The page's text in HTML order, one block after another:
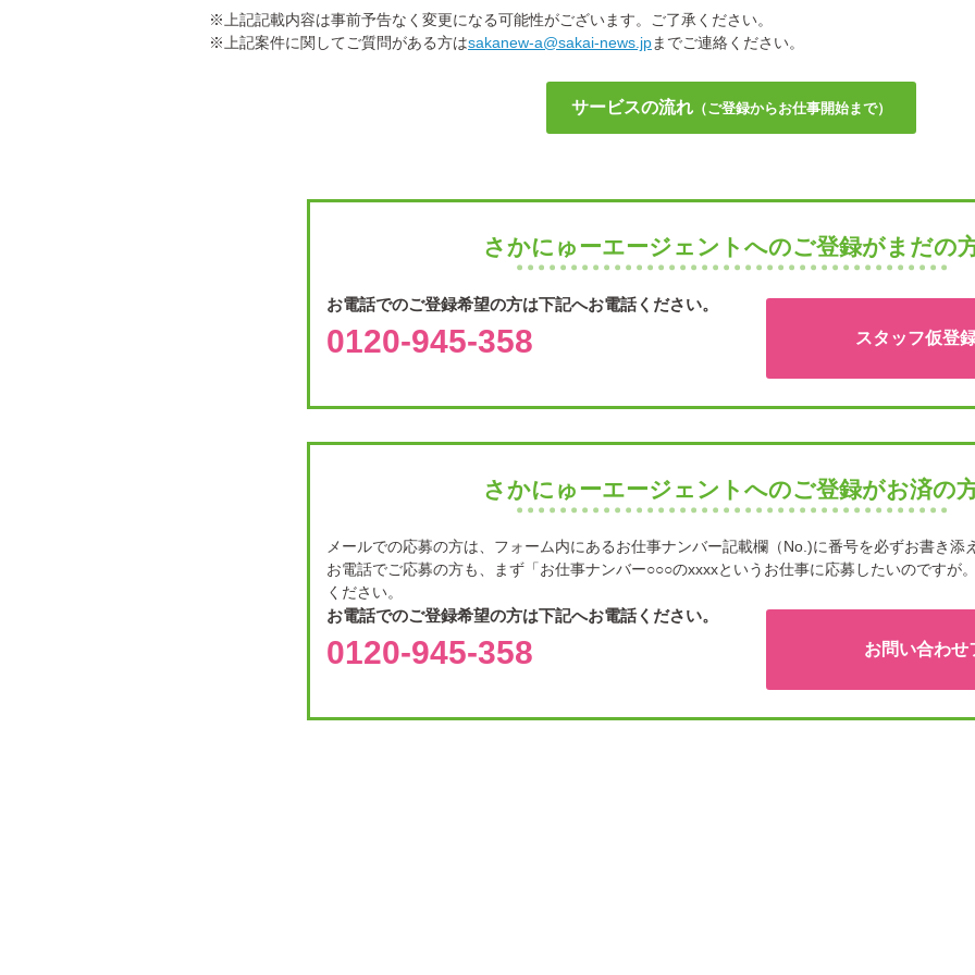
※上記記載内容は事前予告なく変更になる可能性がございます。ご了承ください。
※上記案件に関してご質問がある方はsakanew-a@sakai-news.jpまでご連絡ください。
サービスの流れ （ご登録からお仕事開始まで）
さかにゅーエージェントへのご登録がまだの
お電話でのご登録希望の方は下記へお電話ください。
0120-945-358 スタッフ仮登
さかにゅーエージェントへのご登録がお済の
メールでの応募の方は、フォーム内にあるお仕事ナンバー記載欄（No.)に番号を必ずお書き添
お電話でご応募の方も、まず「お仕事ナンバー○○○のxxxxというお仕事に応募したいのですが
ください。
お電話でのご登録希望の方は下記へお電話ください。
0120-945-358 お問い合わせ